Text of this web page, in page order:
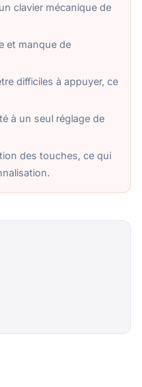
clavier mécanique de
et manque de
difficiles à appuyer, ce
à un seul réglage de
des touches, ce qui